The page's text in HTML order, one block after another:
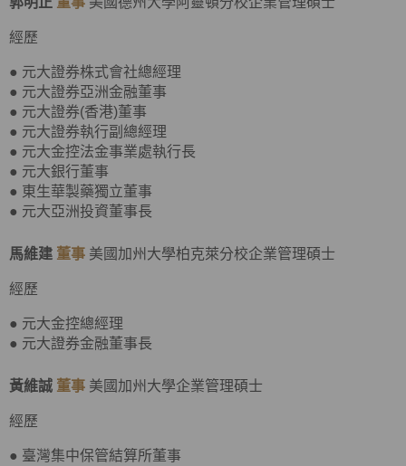
經歷
● 元大證券株式會社總經理
● 元大證券亞洲金融董事
● 元大證券(香港)董事
● 元大證券執行副總經理
● 元大金控法金事業處執行長
● 元大銀行董事
● 東生華製藥獨立董事
● 元大亞洲投資董事長
馬維建 董事 美國加州大學柏克萊分校企業管理碩士
經歷
● 元大金控總經理
● 元大證券金融董事長
黃維誠 董事 美國加州大學企業管理碩士
經歷
● 臺灣集中保管結算所董事